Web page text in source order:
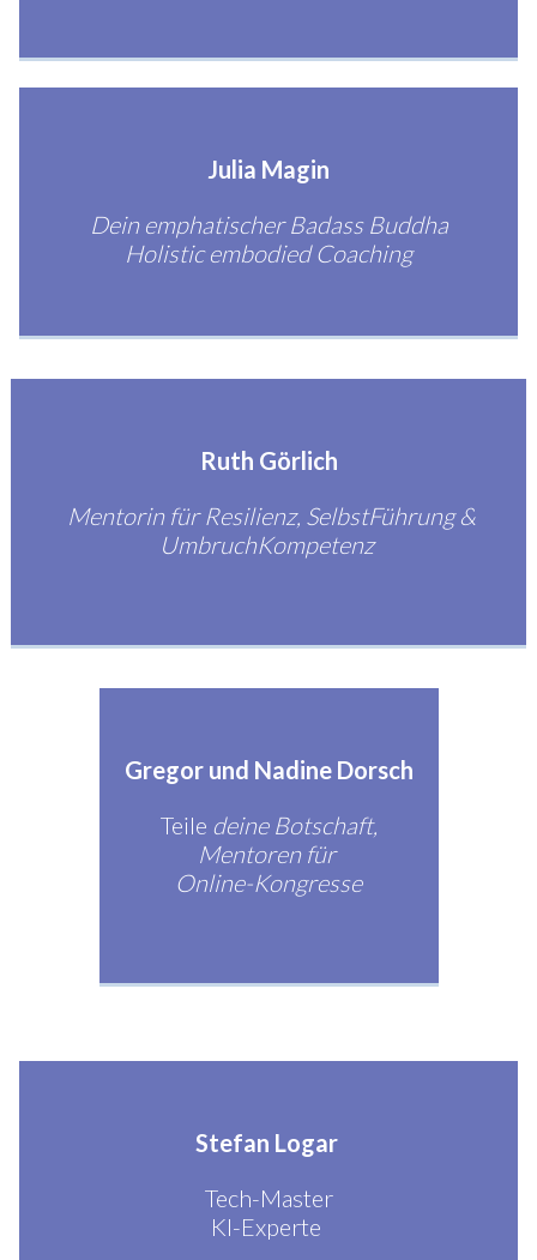
Julia Magin
Dein emphatischer Badass Buddha
Holistic embodied Coaching
Ruth Görlich
Mentorin für Resilienz, SelbstFührung &
UmbruchKompetenz
Gregor und Nadine Dorsch
Teile deine Botschaft,
Mentoren für
Online-Kongresse
Stefan Logar
Tech-Master
KI-Experte